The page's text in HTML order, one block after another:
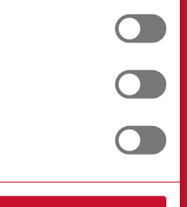
details section. You can
any time from the
mit